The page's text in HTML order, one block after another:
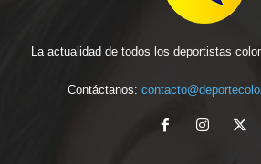
La actualidad de todos los deportistas
Contáctanos: